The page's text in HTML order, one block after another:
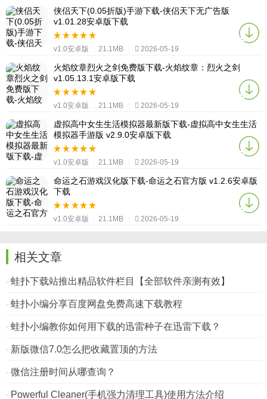
侠侣天下(0.05折版)手游下载-侠侣天下无广告版
v1.01.28安卓版下载
v1.0安卓版 21.1MB 2026-05-19
火焰纹章烈火之剑免费版下载-火焰纹章：烈火之剑
v1.05.13.1安卓版下载
v1.0安卓版 21.1MB 2026-05-19
虚拟高中女生生活模拟器最新版下载-虚拟高中女生生活
模拟器手游版 v2.9.0安卓版下载
v1.0安卓版 21.1MB 2026-05-19
命运之石游戏汉化版下载-命运之石官方版 v1.2.6安卓版
下载
v1.0安卓版 21.1MB 2026-05-19
相关文章
蛙扑下载站推出精品软件栏目【全部软件亲测有效】
蛙扑小编分享百度网盘免费高速下载教程
蛙扑小编教你如何用下载的迅雷种子在迅雷下载？
新版微信7.0怎么把收藏置顶的方法
微信注册时间从哪查询？
Powerful Cleaner(手机强力清理工具)使用方法介绍